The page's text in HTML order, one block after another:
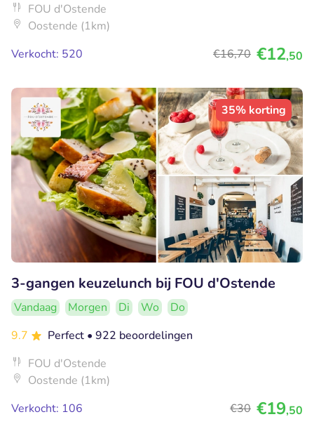
FOU d'Ostende
Oostende (1km)
Verkocht: 520
€16,70 €12,50
35% korting
3-gangen keuzelunch bij FOU d'Ostende
Vandaag Morgen Di Wo
Do
9.7
Perfect • 922 beoordelingen
FOU d'Ostende
Oostende (1km)
Verkocht: 106
€30 €19,50